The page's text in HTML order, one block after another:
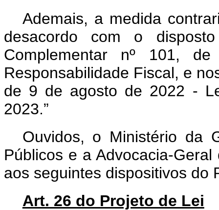
Ademais, a medida
desacordo com o
Complementar nº 101,
Responsabilidade Fiscal, e
de 9 de agosto de 2022 -
2023.”
Ouvidos, o Ministério da
Públicos e a Advocacia-
aos seguintes dispositivos do
Art. 26 do Projeto de Lei